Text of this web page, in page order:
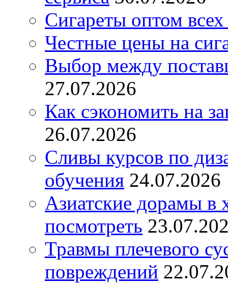
Сигареты оптом
Честные цены на
Выбор между
27.07.2026
Как сэкономить на
26.07.2026
Сливы курсов по
обучения 24.07.2026
Азиатские дорамы в
посмотреть
Травмы плечевого
повреждений